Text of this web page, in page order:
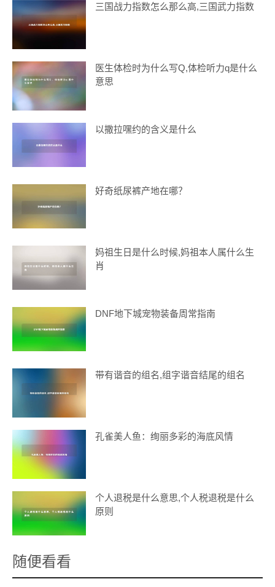
三国战力指数怎么那么高,三国武力指数
医生体检时为什么写Q,体检听力q是什么
意思
以撒拉嘿约的含义是什么
好奇纸尿裤产地在哪？
妈祖生日是什么时候,妈祖本人属什么生
肖
DNF地下城宠物装备周常指南
带有谐音的组名,组字谐音结尾的组名
孔雀美人鱼：绚丽多彩的海底风情
个人退税是什么意思,个人税退税是什么
原则
随便看看